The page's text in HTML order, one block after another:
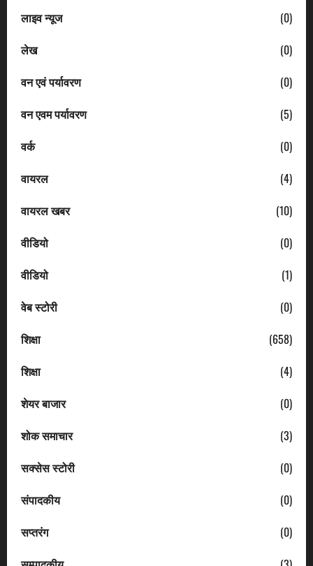
लाइव न्यूज
(0)
लेख
(0)
वन एवं पर्यावरण
(0)
वन एवम पर्यावरण
(5)
वर्क
(0)
वायरल
(4)
वायरल खबर
(10)
वीडियो
(0)
वीडियो
(1)
वेब स्टोरी
(0)
शिक्षा
(658)
शिक्षा
(4)
शेयर बाजार
(0)
शोक समाचार
(3)
सक्सेस स्टोरी
(0)
संपादकीय
(0)
सप्तरंग
(0)